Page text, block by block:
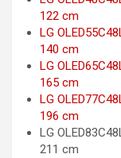
122 cm
LG
140 cm
LG
165 cm
LG
196 cm
LG
211 cm